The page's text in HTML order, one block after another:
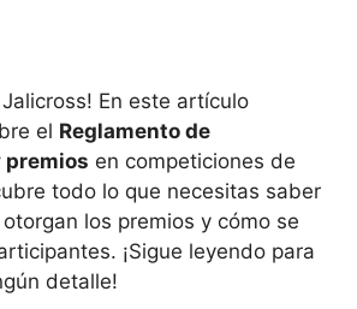
En este artículo
el Reglamento de
en competiciones de
todo lo que necesitas saber
los premios y cómo se
¡Sigue leyendo para
detalle!